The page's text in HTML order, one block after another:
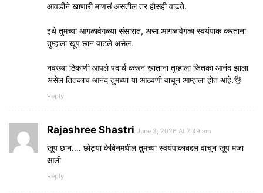
आवडीने खाणारी माणसं असतील तर हौसही वाढते.
इथे तुमच्या आगळावेगळ्या संसारात, असा आगळावेगळा स्वयंपाक करताना
तुम्हाला खूप छान वाटले असेल.
नवख्या ठिकाणी आपले पदार्थ करून खाताना तुम्हाला जितका आनंद झाला
असेल तितकाच आनंद तुमच्या या आठवणी वाचून आम्हाला होत आहे.👌
Reply
Rajashree Shastri June 3, 2026 At 7:49 am
खूप छान…. छोट्या केबिनमधील तुमच्या स्वयंपाकाबद्दल वाचून खूप मजा
आली
Reply